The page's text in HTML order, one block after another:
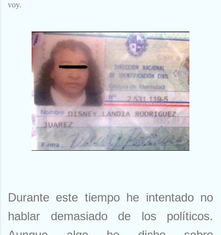
voy.
Durante este tiempo he intentado no
hablar demasiado de los políticos.